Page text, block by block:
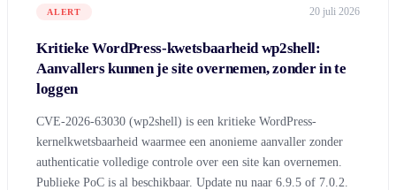
Business Continuity Services
Business Continuity & Recovery
Sectoren
Maakindustrie
ALERT 20 juli 2026
Kritieke WordPress-kwetsbaarheid wp2shell:
Aanvallers kunnen je site overnemen, zonder in te
loggen
CVE-2026-63030 (wp2shell) is een kritieke WordPress-
kernelkwetsbaarheid waarmee een anonieme aanvaller zonder
authenticatie volledige controle over een site kan overnemen.
Publieke PoC is al beschikbaar. Update nu naar 6.9.5 of 7.0.2.